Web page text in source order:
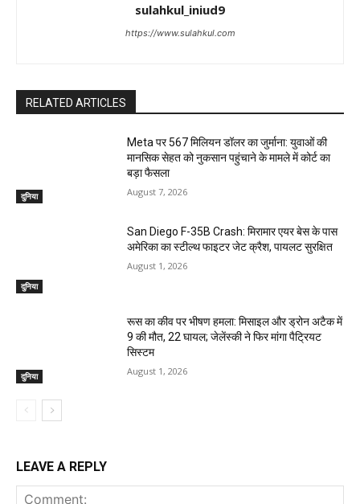
sulahkul_iniud9
https://www.sulahkul.com
RELATED ARTICLES
दुनिया
Meta पर 567 मिलियन डॉलर का जुर्माना: युवाओं की
मानसिक सेहत को नुकसान पहुंचाने के मामले में कोर्ट का
बड़ा फैसला
August 7, 2026
दुनिया
San Diego F-35B Crash: मिरामार एयर बेस के पास
अमेरिका का स्टील्थ फाइटर जेट क्रैश, पायलट सुरक्षित
August 1, 2026
दुनिया
रूस का कीव पर भीषण हमला: मिसाइल और ड्रोन अटैक में
9 की मौत, 22 घायल; जेलेंस्की ने फिर मांगा पैट्रियट
सिस्टम
August 1, 2026
LEAVE A REPLY